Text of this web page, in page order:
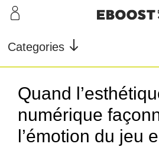
LEARN
Our Story
Testimonials
INFO
Store
Supe
r Fuel
Supe
Powd
er
Pre-
out
Shop
Our Story
Blog
Categories
Quand
numérique
l’émotion du jeu